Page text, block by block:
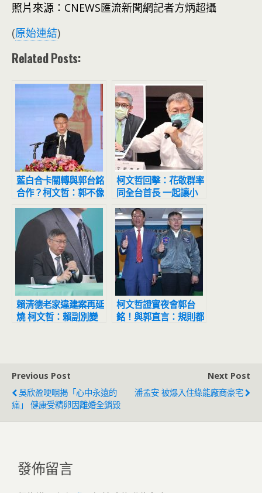
照片來源：CNEWS匯流新聞網記者方炳超攝
(原始連結)
Related Posts:
藍白合卡關轉與郭台銘
合作？柯文哲：郭不像
國民黨太複雜
柯文哲回擊：花敬群率
同全台首長 一起讓小
英的居住正義失敗！
賴清德老家違建案再延
燒 柯文哲：賴副別變
柯文哲證實夜會郭台
銘！與郭直言：規則都
Previous Post
吳欣盈哽咽揭「心中永遠的
痛」 健康受精卵因離婚全銷毀
Next Post
潘孟安 被爆入住綠能廠商豪宅
發佈留言